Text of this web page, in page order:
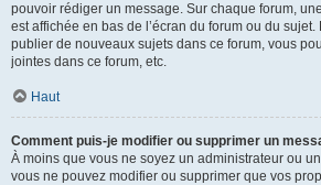
pouvoir rédiger un message. Sur chaque forum,
est affichée en bas de l’écran du forum ou du
publier de nouveaux sujets dans ce forum, vous
jointes dans ce forum, etc.
Haut
Comment puis-je modifier ou supprimer un
À moins que vous ne soyez un administrateur ou
vous ne pouvez modifier ou supprimer que vos